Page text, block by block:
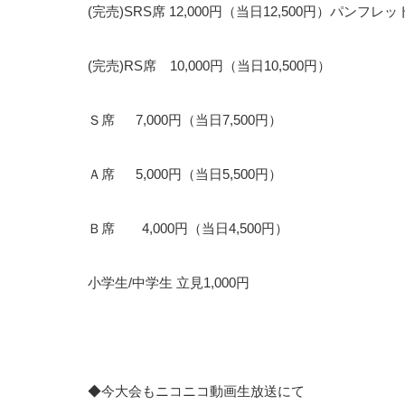
(完売)SRS席 12,000円（当日12,500円）パンフレッ
(完売)RS席 10,000円（当日10,500円）
Ｓ席 7,000円（当日7,500円）
Ａ席 5,000円（当日5,500円）
Ｂ席 4,000円（当日4,500円）
小学生/中学生 立見1,000円
◆今大会もニコニコ動画生放送にて